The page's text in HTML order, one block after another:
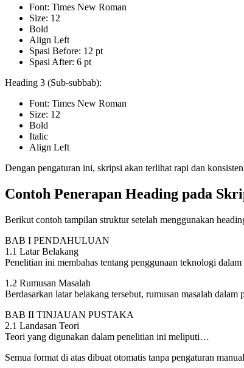
Font: Times New Roman
Size: 12
Bold
Align Left
Spasi Before: 12 pt
Spasi After: 6 pt
Heading 3 (Sub-subbab):
Font: Times New Roman
Size: 12
Bold
Italic
Align Left
Dengan pengaturan ini, skripsi akan terlihat rapi dan
Contoh Penerapan Heading pada
Berikut contoh tampilan struktur setelah menggunakan
BAB I PENDAHULUAN
1.1 Latar Belakang
Penelitian ini membahas tentang penggunaan teknologi
1.2 Rumusan Masalah
Berdasarkan latar belakang tersebut, rumusan masalah
BAB II TINJAUAN PUSTAKA
2.1 Landasan Teori
Teori yang digunakan dalam penelitian ini meliputi…
Semua format di atas dibuat otomatis tanpa pengaturan